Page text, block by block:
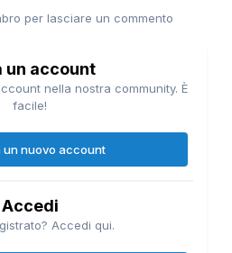
per lasciare un commento
un account
nella nostra community. È
facile!
un nuovo account
Accedi
Accedi qui.